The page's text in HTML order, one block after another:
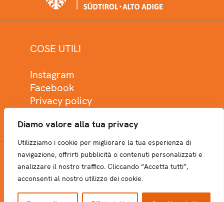
Diamo valore alla tua privacy
Utilizziamo i cookie per migliorare la tua esperienza di
navigazione, offrirti pubblicità o contenuti personalizzati e
analizzare il nostro traffico. Cliccando “Accetta tutti”,
acconsenti al nostro utilizzo dei cookie.
COSE UTILI
Instagram
Facebook
Privacy policy
NEWSLETTER